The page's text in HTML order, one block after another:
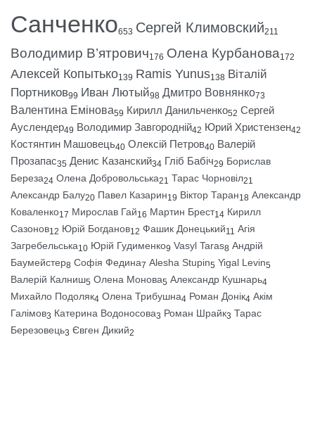
Санченко653 Сергей Климовский211
Володимир В’ятрович176 Олена Курбанова172
Алексей Копытько139 Ramis Yunus138 Віталій
Портников99 Иван Лютый98 Дмитро Вовнянко73
Валентина Емінова59 Кирилл Данильченко52 Сергей
Ауслендер49 Володимир Завгородній42 Юрий Христензен42
Костянтин Машовець40 Олексій Петров40 Валерій
Прозапас35 Денис Казанский34 Гліб Бабіч29 Борислав
Береза24 Олена Добровольська21 Тарас Чорновіл21
Александр Балу20 Павел Казарин19 Віктор Таран18 Александр
Коваленко17 Мирослав Гай16 Мартин Брест14 Кирилл
Сазонов12 Юрій Богданов12 Фашик Донецький11 Агія
Загребельська10 Юрій Гудименко9 Vasyl Taras8 Андрій
Баумейстер8 Софія Федина7 Alesha Stupin5 Yigal Levin5
Валерій Калниш5 Олена Монова5 Александр Кушнарь4
Михайло Подоляк4 Олена Трибушна4 Роман Донік4 Акім
Галімов3 Катерина Водоносова3 Роман Шрайк3 Тарас
Березовець3 Євген Дикий2